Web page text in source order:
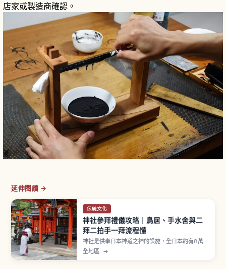
店家或製造商確認。
延伸閱讀 →
伝統文化
神社參拜禮儀攻略｜鳥居、手水舍與二
拜二拍手一拜流程懂
神社是供奉日本神道之神的設施，全日本約有8萬
座。參拜流程為穿過鳥居、在手水舍以一杓水淨
全地區 →